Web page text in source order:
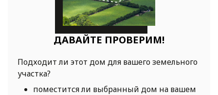
ДАВАЙТЕ ПРОВЕРИМ!
Подходит ли этот дом для вашего земельного
участка?
поместится ли выбранный дом на вашем